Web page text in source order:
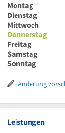
Montag
Dienstag
Mittwoch
Donnerstag
Freitag
Samstag
Sonntag
Änderung
Leistungen